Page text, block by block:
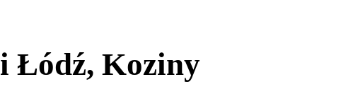
Łódź, Koziny